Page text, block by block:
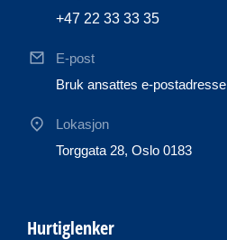
+47 22 33 33 35
E-post
Bruk ansattes e-postadresse
Lokasjon
Torggata 28, Oslo 0183
Hurtiglenker